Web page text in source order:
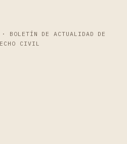
DE ACTUALIDAD DE
CIVIL